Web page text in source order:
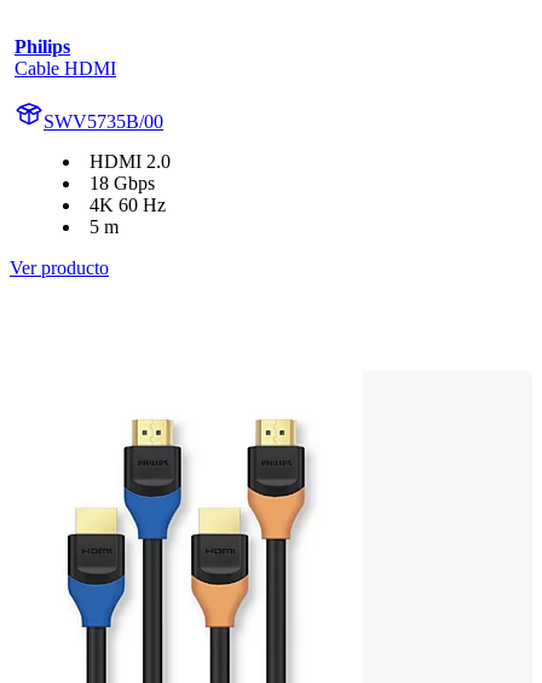
Philips
Cable HDMI
SWV5735B/00
HDMI 2.0
18 Gbps
4K 60 Hz
5 m
Ver producto